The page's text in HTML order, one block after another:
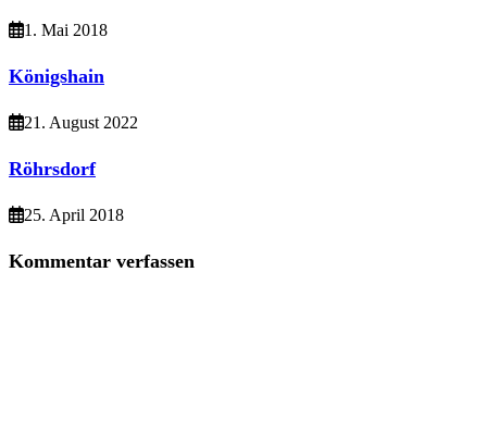
1. Mai 2018
Königshain
21. August 2022
Röhrsdorf
25. April 2018
Kommentar verfassen